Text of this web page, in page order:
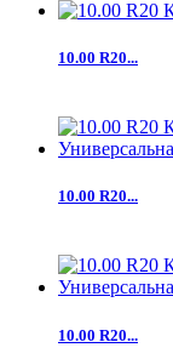
10.00 R20...
10.00 R20...
10.00 R20...